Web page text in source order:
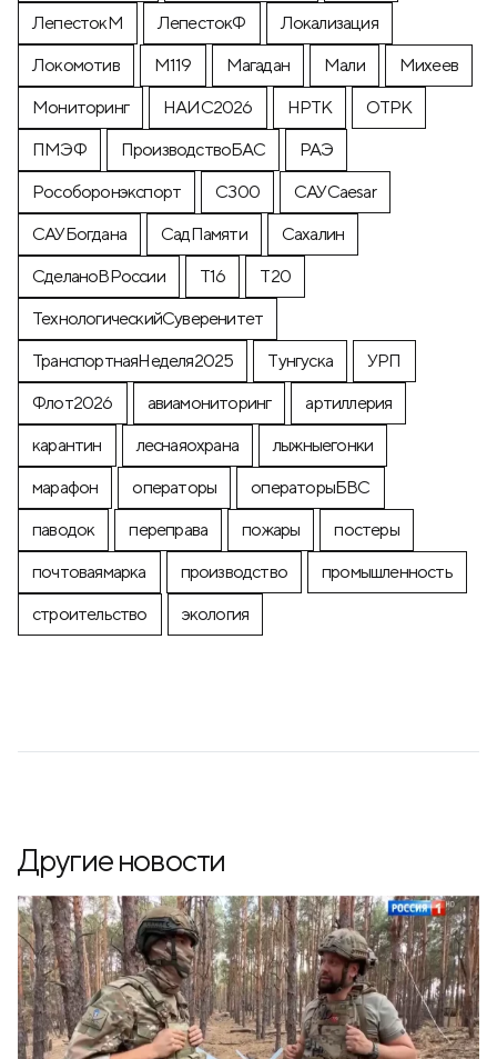
ЛепестокМ ЛепестокФ
Локализация
Локомотив
М119 Магадан Мали
Михеев
Мониторинг
НАИС2026 НРТК
ОТРК
ПМЭФ
ПроизводствоБАС
РАЭ
Рособоронэкспорт
С300
САУCaesar
САУБогдана
СадПамяти
Сахалин
СделаноВРоссии
Т16
Т20
ТехнологическийСуверенитет
ТранспортнаяНеделя2025
Тунгуска
УРП
Флот2026
авиамониторинг
артиллерия
карантин
леснаяохрана
лыжныегонки
марафон
операторы
операторыБВС
паводок
переправа пожары
постеры
почтоваямарка
производство
промышленность
строительство
экология
Другие новости